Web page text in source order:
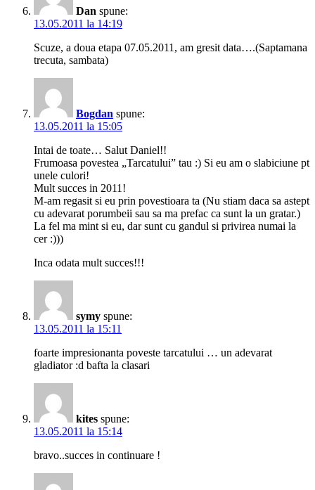
Dan spune:
13.05.2011 la 14:19
Scuze, a doua etapa 07.05.2011, am gresit data….(Saptamana
trecuta, sambata)
Bogdan spune:
13.05.2011 la 15:05
Intai de toate… Salut Daniel!!
Frumoasa povestea „Tarcatului” tau :) Si eu am o slabiciune pt
unele culori!
Mult succes in 2011!
M-am regasit si eu prin povestioara ta (Nu stiam daca sa astept
cu adevarat porumbeii sau sa ma prefac ca sunt la un gratar.)
La fel ma mint si eu, dar sunt cu gandul si privirea numai la
cer :)))
Inca odata mult succes!!!
symy spune:
13.05.2011 la 15:11
foarte impresionanta poveste tarcatului … un adevarat
gladiator :d bafta la clasari
kites spune:
13.05.2011 la 15:14
bravo..succes in continuare !